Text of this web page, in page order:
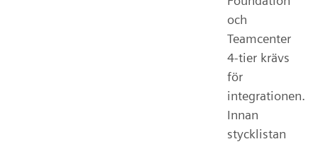
och
Teamcenter
4-tier krävs
för
integrationen.
Innan
stycklistan